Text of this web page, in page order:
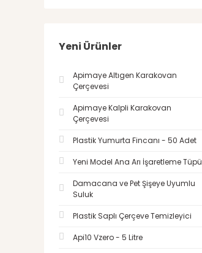
Yeni Ürünler
Apimaye Altıgen Karakovan
Çerçevesi
Apimaye Kalpli Karakovan
Çerçevesi
Plastik Yumurta Fincanı - 50 Adet
Yeni Model Ana Arı İşaretleme Tüpü
Damacana ve Pet Şişeye Uyumlu
Suluk
Plastik Saplı Çerçeve Temizleyici
Api10 Vzero - 5 Litre